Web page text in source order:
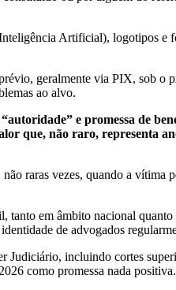
Artificial), logotipos e
geralmente via PIX, sob o
ao alvo.
e promessa de
que, não raro, representa
raras vezes, quando a vítima
tanto em âmbito nacional quanto
de advogados
Judiciário, incluindo cortes
como promessa nada positiva.